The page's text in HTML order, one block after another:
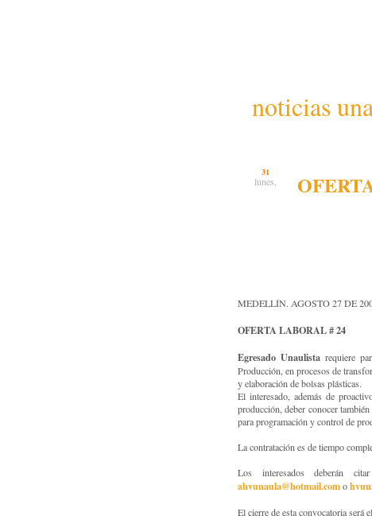
noticias
31
lunes,
MEDELLÍN. AGOSTO 27 DE
OFERTA LABORAL # 24
Egresado Unaulista requiere
Producción, en procesos de
y elaboración de bolsas plásticas.
El interesado, además de
producción, deber conocer
para programación y control de
La contratación es de tiempo
Los interesados deberán
ahvunaula@hotmail.como
El cierre de esta convocatoria será